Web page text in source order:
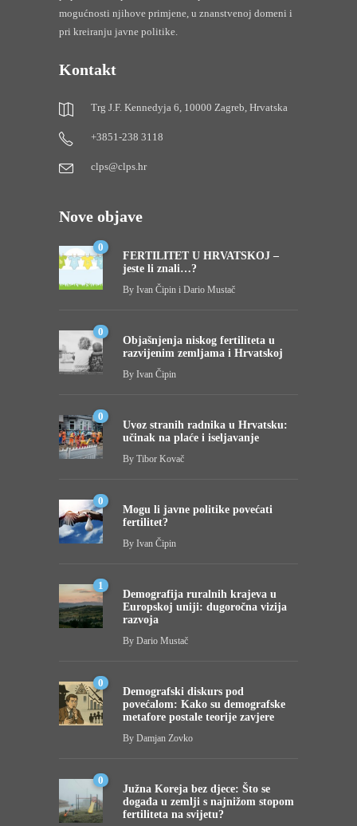
mogućnosti njihove primjene, u znanstvenoj domeni i
pri kreiranju javne politike.
Kontakt
Trg J.F. Kennedyja 6, 10000 Zagreb, Hrvatska
+3851-238 3118
clps@clps.hr
Nove objave
0
FERTILITET U HRVATSKOJ –
jeste li znali…?
By Ivan Čipin i Dario Mustač
0
Objašnjenja niskog fertiliteta u
razvijenim zemljama i Hrvatskoj
By Ivan Čipin
0
Uvoz stranih radnika u Hrvatsku:
učinak na plaće i iseljavanje
By Tibor Kovač
0
Mogu li javne politike povećati
fertilitet?
By Ivan Čipin
1
Demografija ruralnih krajeva u
Europskoj uniji: dugoročna vizija
razvoja
By Dario Mustač
0
Demografski diskurs pod
povećalom: Kako su demografske
metafore postale teorije zavjere
By Damjan Zovko
0
Južna Koreja bez djece: Što se
događa u zemlji s najnižom stopom
fertiliteta na svijetu?